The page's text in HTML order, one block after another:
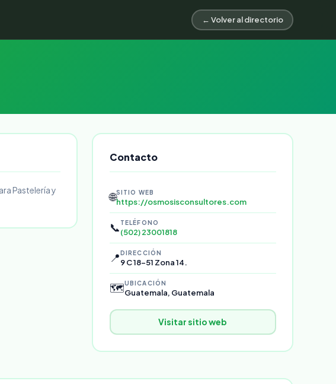
← Volver al directorio
Pastelería y
Contacto
🌐SITIO WEB
https://osmosisconsultores.com
📞 TELÉFONO
(502) 23001818
📍DIRECCIÓN
9 C 18-51 Zona 14.
🗺️UBICACIÓN
Guatemala, Guatemala
Visitar sitio web